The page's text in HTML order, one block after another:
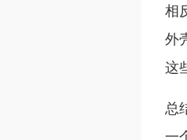
相
外
这
总
一